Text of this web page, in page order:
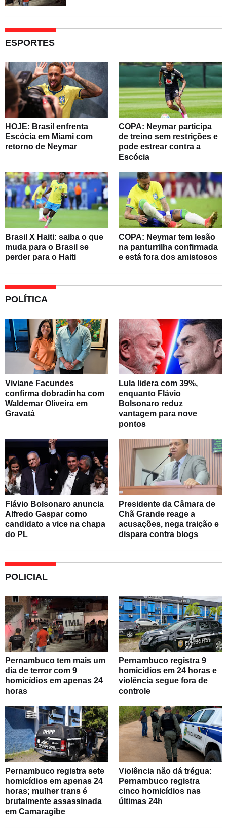
ESPORTES
HOJE: Brasil enfrenta
Escócia em Miami com
retorno de Neymar
COPA: Neymar participa
de treino sem restrições e
pode estrear contra a
Escócia
Brasil X Haiti: saiba o que
muda para o Brasil se
perder para o Haiti
COPA: Neymar tem lesão
na panturrilha confirmada
e está fora dos amistosos
POLÍTICA
Viviane Facundes
confirma dobradinha com
Waldemar Oliveira em
Gravatá
Lula lidera com 39%,
enquanto Flávio
Bolsonaro reduz
vantagem para nove
pontos
Flávio Bolsonaro anuncia
Alfredo Gaspar como
candidato a vice na chapa
do PL
Presidente da Câmara de
Chã Grande reage a
acusações, nega traição e
dispara contra blogs
POLICIAL
Pernambuco tem mais um
dia de terror com 9
homicídios em apenas 24
horas
Pernambuco registra 9
homicídios em 24 horas e
violência segue fora de
controle
Pernambuco registra sete
homicídios em apenas 24
horas; mulher trans é
brutalmente assassinada
em Camaragibe
Violência não dá trégua:
Pernambuco registra
cinco homicídios nas
últimas 24h